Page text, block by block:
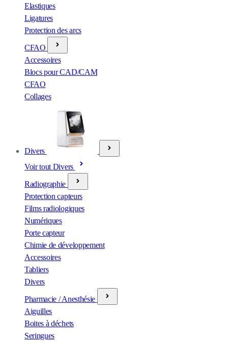
Elastiques
Ligatures
Protection des arcs
CFAO
Accessoires
Blocs pour CAD/CAM
CFAO
Collages
Divers
Voir tout Divers
Radiographie
Protection capteurs
Films radiologiques
Numériques
Porte capteur
Chimie de développement
Accessoires
Tabliers
Divers
Pharmacie / Anesthésie
Aiguilles
Boites à déchets
Seringues